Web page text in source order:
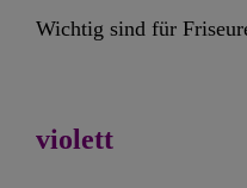
Wichtig sind für
violett